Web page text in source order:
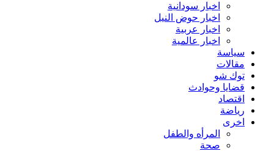
اخبار سودانية
اخبار حوض النيل
اخبار عربية
اخبار عالمية
سياسة
مقالات
توك شو
قضايا وحوادث
اقتصاد
رياضة
اخرى
المرأه والطفل
صحة